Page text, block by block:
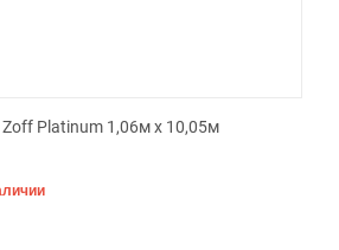
Platinum 1,06м х 10,05м